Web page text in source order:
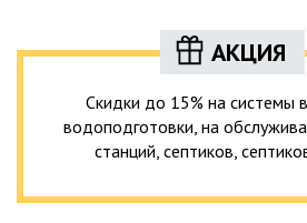
АКЦИЯ
Скидки до 15% на системы
водоподготовки, на
станций, септиков,